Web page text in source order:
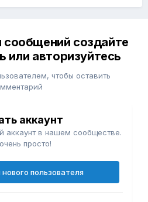
создайте
или авторизуйтесь
чтобы оставить
аккаунт
аккаунт в нашем сообществе.
просто!
пользователя